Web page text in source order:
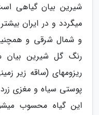
شیرین بیان گیاهی
میگردد و در ایران
و شمال شرقی و
رنگ گل شیرین بیان
ریزومهای (ساقه زیر
پوستی سیاه و مغزی
این گیاه محسوب